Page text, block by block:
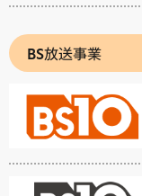
BS放送事業